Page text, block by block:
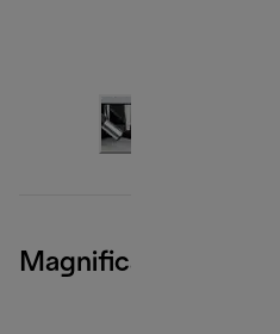
Magnifica Plus, Black